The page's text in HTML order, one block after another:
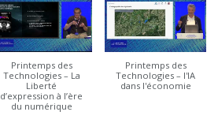
Printemps des
Technologies – La
Liberté
d’expression à l’ère
du numérique
Printemps des
Technologies – l'IA
dans l'économie